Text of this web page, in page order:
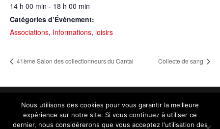
14 h 00 min - 18 h 00 min
Catégories d’Évènement:
Associations, Informations, loisirs
41ème Salon des collectionneurs du Cantal Collecte de sang
Contact :administration@aurillac.fr|Mentions
légales |Accessibilité non conforme (refonte en
Nous utilisons des cookies pour vous garantir la meilleure
expérience sur notre site. Si vous continuez à utiliser ce
dernier, nous considérerons que vous acceptez l'utilisation des